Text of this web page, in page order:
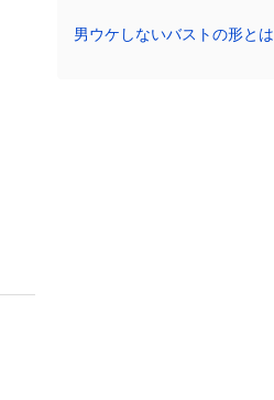
男ウケしないバストの形とは